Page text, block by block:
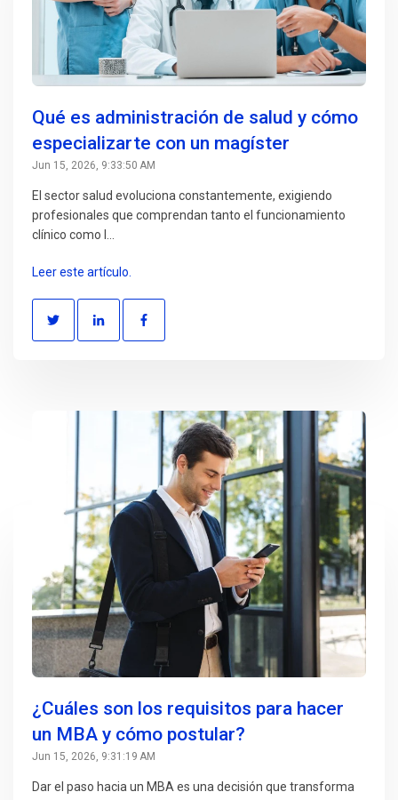
Qué es administración de salud y cómo
especializarte con un magíster
Jun 15, 2026, 9:33:50 AM
El sector salud evoluciona constantemente, exigiendo
profesionales que comprendan tanto el funcionamiento
clínico como l...
Leer este artículo.
¿Cuáles son los requisitos para hacer
un MBA y cómo postular?
Jun 15, 2026, 9:31:19 AM
Dar el paso hacia un MBA es una decisión que transforma